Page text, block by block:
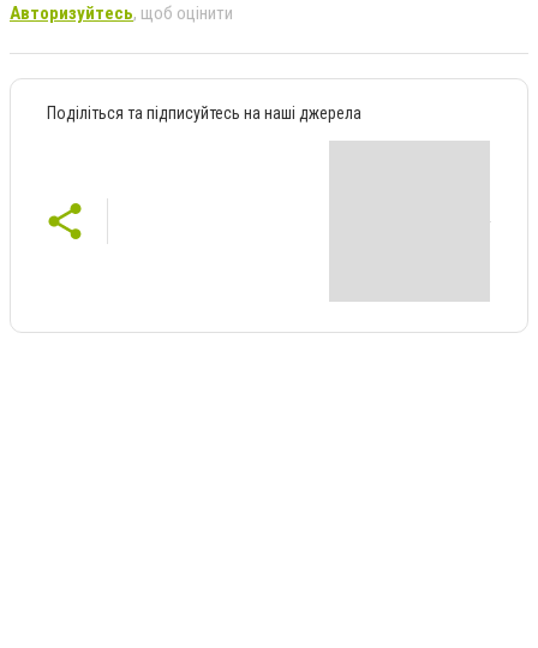
Авторизуйтесь, щоб оцінити
Поділіться та підписуйтесь на наші джерела